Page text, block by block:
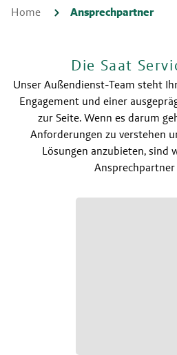
Home Ansprechpartner
Die Saat
Unser Außendienst-Team steht
Engagement und einer
zur Seite. Wenn es darum
Anforderungen zu verstehen
Lösungen anzubieten, sind